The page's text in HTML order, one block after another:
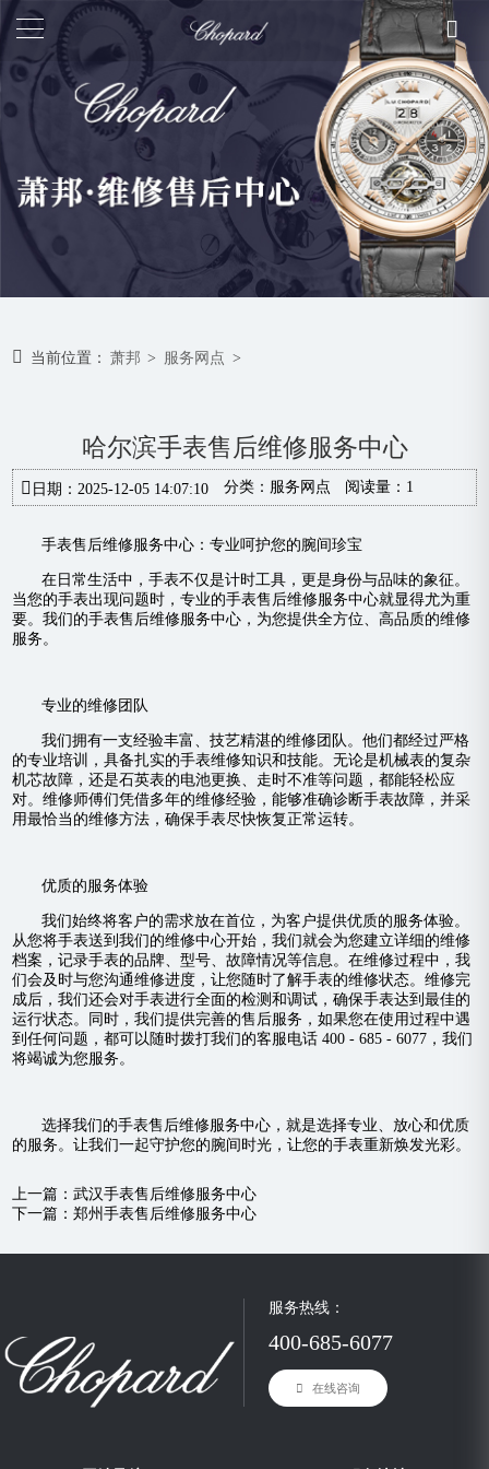
当前位置： 萧邦 > 服务网点 >
哈尔滨手表售后维修服务中心
日期：2025-12-05 14:07:10 分类： 服务网点 阅读量：1
手表售后维修服务中心：专业呵护您的腕间珍宝
在日常生活中，手表不仅是计时工具，更是身份与品味的象征。
当您的手表出现问题时，专业的手表售后维修服务中心就显得尤为重
要。我们的手表售后维修服务中心，为您提供全方位、高品质的维修
服务。
专业的维修团队
我们拥有一支经验丰富、技艺精湛的维修团队。他们都经过严格
的专业培训，具备扎实的手表维修知识和技能。无论是机械表的复杂
机芯故障，还是石英表的电池更换、走时不准等问题，都能轻松应
对。维修师傅们凭借多年的维修经验，能够准确诊断手表故障，并采
用最恰当的维修方法，确保手表尽快恢复正常运转。
优质的服务体验
我们始终将客户的需求放在首位，为客户提供优质的服务体验。
从您将手表送到我们的维修中心开始，我们就会为您建立详细的维修
档案，记录手表的品牌、型号、故障情况等信息。在维修过程中，我
们会及时与您沟通维修进度，让您随时了解手表的维修状态。维修完
成后，我们还会对手表进行全面的检测和调试，确保手表达到最佳的
运行状态。同时，我们提供完善的售后服务，如果您在使用过程中遇
到任何问题，都可以随时拨打我们的客服电话 400 - 685 - 6077，我们
将竭诚为您服务。
选择我们的手表售后维修服务中心，就是选择专业、放心和优质
的服务。让我们一起守护您的腕间时光，让您的手表重新焕发光彩。
上一篇：武汉手表售后维修服务中心
下一篇：郑州手表售后维修服务中心
服务热线：
400-685-6077
在线咨询